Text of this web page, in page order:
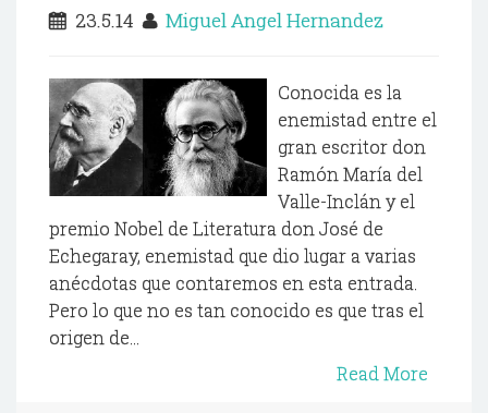
23.5.14 Miguel Angel Hernandez
Conocida es la
enemistad entre el
gran escritor don
Ramón María del
Valle-Inclán y el
premio Nobel de Literatura don José de
Echegaray, enemistad que dio lugar a varias
anécdotas que contaremos en esta entrada.
Pero lo que no es tan conocido es que tras el
origen de...
Read More